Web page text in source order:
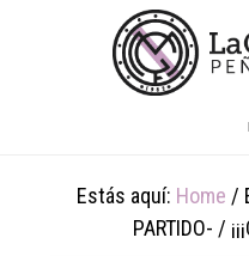
Estás aquí: Home /
PARTIDO- /